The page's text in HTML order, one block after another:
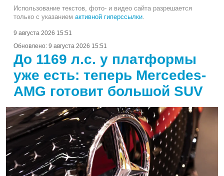
Использование текстов, фото- и видео сайта разрешается
только с указанием активной гиперссылки.
9 августа 2026 15:51
Обновлено: 9 августа 2026 15:51
До 1169 л.с. у платформы
уже есть: теперь Mercedes-
AMG готовит большой SUV